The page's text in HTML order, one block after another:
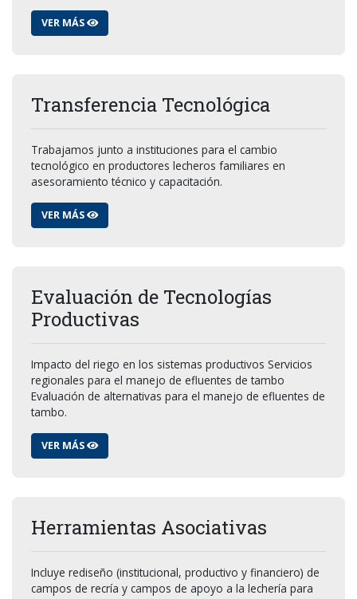
VER MÁS
Transferencia Tecnológica
Trabajamos junto a instituciones para el cambio
tecnológico en productores lecheros familiares en
asesoramiento técnico y capacitación.
VER MÁS
Evaluación de Tecnologías
Productivas
Impacto del riego en los sistemas productivos Servicios
regionales para el manejo de efluentes de tambo
Evaluación de alternativas para el manejo de efluentes de
tambo.
VER MÁS
Herramientas Asociativas
Incluye rediseño (institucional, productivo y financiero) de
campos de recría y campos de apoyo a la lechería para